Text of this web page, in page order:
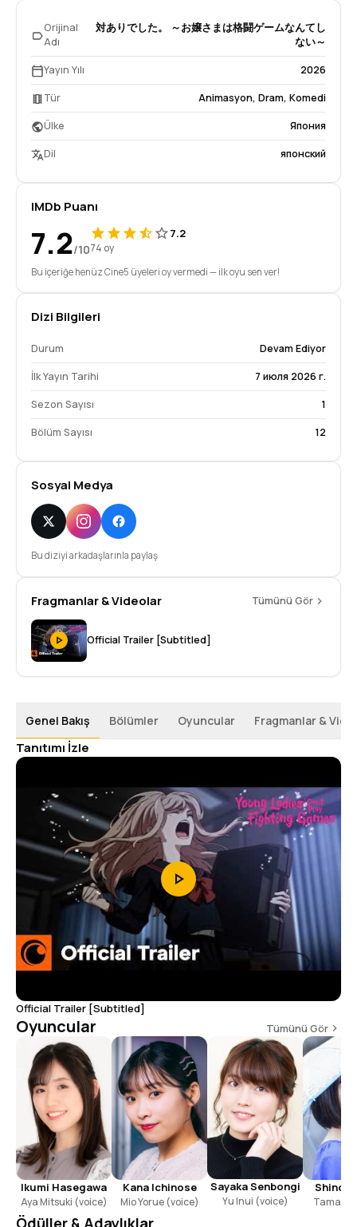
Orijinal
Adı
対ありでした。 ～お嬢さまは格闘ゲームなんてし
ない～
Yayın Yılı 2026
Tür Animasyon, Dram, Komedi
Ülke Япония
Dil японский
IMDb Puanı
7.2/10
7.2
74 oy
Bu içeriğe henüz Cine5 üyeleri oy vermedi — ilk oyu sen ver!
Dizi Bilgileri
Durum Devam Ediyor
İlk Yayın Tarihi 7 июля 2026 г.
Sezon Sayısı 1
Bölüm Sayısı 12
Sosyal Medya
Bu diziyi arkadaşlarınla paylaş
Fragmanlar & Videolar Tümünü Gör
Official Trailer [Subtitled]
Genel Bakış Bölümler Oyuncular Fragmanlar &
Tanıtımı İzle
Official Trailer [Subtitled]
Oyuncular Tümünü Gör
Ikumi Hasegawa
Aya Mitsuki (voice)
Kana Ichinose
Mio Yorue (voice)
Sayaka Senbongi
Yu Inui (voice)
Shino
Tamaki
Ödüller & Adaylıklar